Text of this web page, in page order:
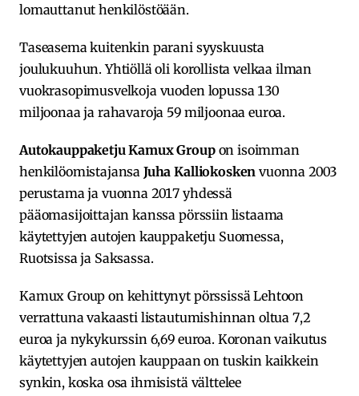
lomauttanut henkilöstöään.
Taseasema kuitenkin parani syyskuusta
joulukuuhun. Yhtiöllä oli korollista velkaa ilman
vuokrasopimusvelkoja vuoden lopussa 130
miljoonaa ja rahavaroja 59 miljoonaa euroa.
Autokauppaketju Kamux Groupon isoimman
henkilöomistajansa Juha Kalliokosken vuonna 2003
perustama ja vuonna 2017 yhdessä
pääomasijoittajan kanssa pörssiin listaama
käytettyjen autojen kauppaketju Suomessa,
Ruotsissa ja Saksassa.
Kamux Group on kehittynyt pörssissä Lehtoon
verrattuna vakaasti listautumishinnan oltua 7,2
euroa ja nykykurssin 6,69 euroa. Koronan vaikutus
käytettyjen autojen kauppaan on tuskin kaikkein
synkin, koska osa ihmisistä välttelee